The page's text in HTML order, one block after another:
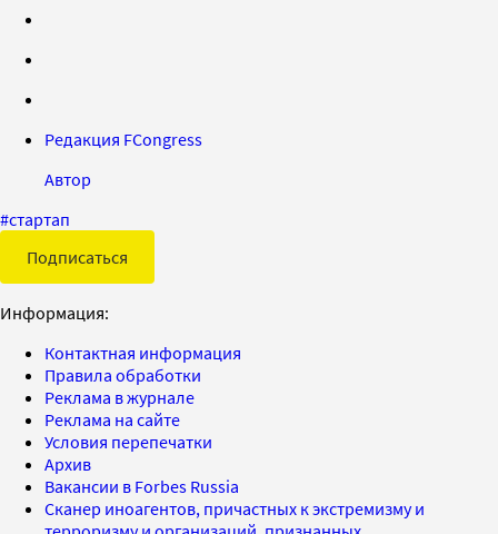
Редакция FCongress
Автор
#стартап
Подписаться
Информация:
Контактная информация
Правила обработки
Реклама в журнале
Реклама на сайте
Условия перепечатки
Архив
Вакансии в Forbes Russia
Сканер иноагентов, причастных к экстремизму и